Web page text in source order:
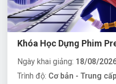
Khóa Học Dựng Phim
Ngày khai giảng: 18/08/
Trình độ: Cơ bản - Trung cấp